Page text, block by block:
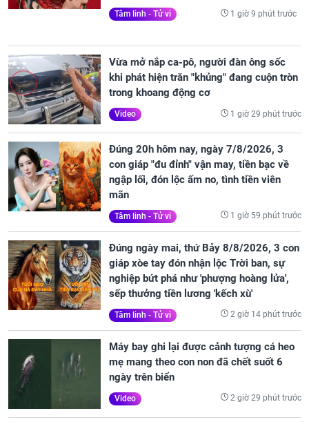
Tâm linh - Tử vi 1 giờ 9 phút trước
Vừa mở nắp ca-pô, người đàn ông sốc
khi phát hiện trăn "khủng" đang cuộn tròn
trong khoang động cơ
Video 1 giờ 29 phút trước
Đúng 20h hôm nay, ngày 7/8/2026, 3
con giáp "đu đỉnh" vận may, tiền bạc về
ngập lối, đón lộc ấm no, tình tiền viên
mãn
Tâm linh - Tử vi 1 giờ 59 phút trước
Đúng ngày mai, thứ Bảy 8/8/2026, 3 con
giáp xòe tay đón nhận lộc Trời ban, sự
nghiệp bứt phá như 'phượng hoàng lửa',
sếp thưởng tiền lương 'kếch xù'
Tâm linh - Tử vi 2 giờ 14 phút trước
Máy bay ghi lại được cảnh tượng cá heo
mẹ mang theo con non đã chết suốt 6
ngày trên biển
Video 2 giờ 29 phút trước